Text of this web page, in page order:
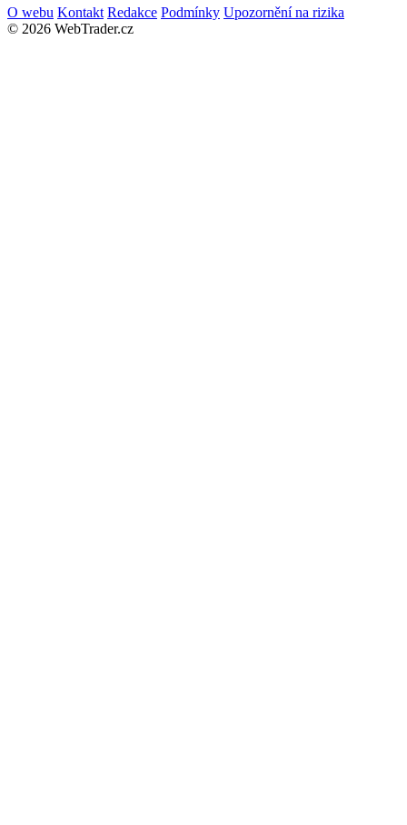
O webu Kontakt Redakce Podmínky Upozornění na rizika
© 2026 WebTrader.cz